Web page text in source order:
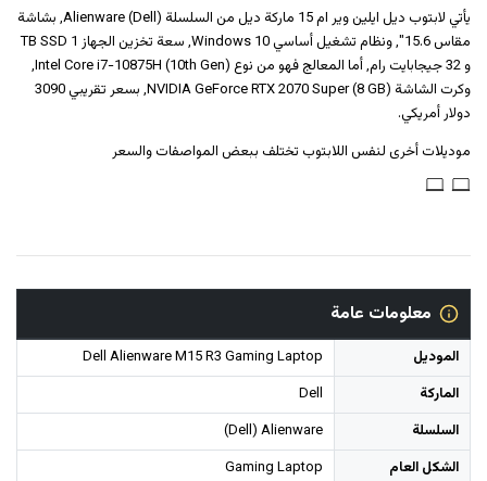
يأتي لابتوب ديل ايلين وير ام 15 ماركة ديل من السلسلة (Dell) Alienware, بشاشة
مقاس 15.6", ونظام تشغيل أساسي Windows 10, سعة تخزين الجهاز 1 TB SSD
و ‎32 جيجابايت رام‎, أما المعالج فهو من نوع Intel Core i7-10875H (10th Gen),
وكرت الشاشة NVIDIA GeForce RTX 2070 Super (8 GB), بسعر تقريبي 3090
دولار أمريكي.
موديلات أخرى لنفس اللابتوب تختلف ببعض المواصفات والسعر
معلومات عامة
الموديل
Dell Alienware M15 R3 Gaming Laptop
الماركة
Dell
السلسلة
(Dell) Alienware
الشكل العام
Gaming Laptop